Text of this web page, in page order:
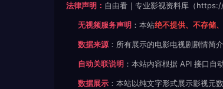
法律声明： 自由看｜专业影视资料库（
无视频服务声明 ：本站绝不提供、不存储
数据来源：所有展示的电影电视剧剧情简
自动关联说明 ：本站内容根据 API 接口自
数据展示 ：本站以纯文字形式展示影视元